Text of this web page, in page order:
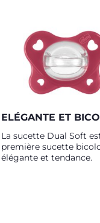
ELÉGANTE ET
La sucette Dual Soft
première sucette
élégante et tendance.